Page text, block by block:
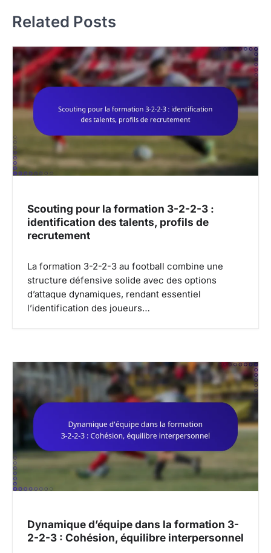
a
v
i
g
a
t
i
o
n
Related Posts
Scouting pour la formation 3-2-2-3 :
identification des talents, profils de
recrutement
La formation 3-2-2-3 au football combine une
structure défensive solide avec des options
d’attaque dynamiques, rendant essentiel
l’identification des joueurs…
Dynamique d’équipe dans la formation 3-
2-2-3 : Cohésion, équilibre interpersonnel